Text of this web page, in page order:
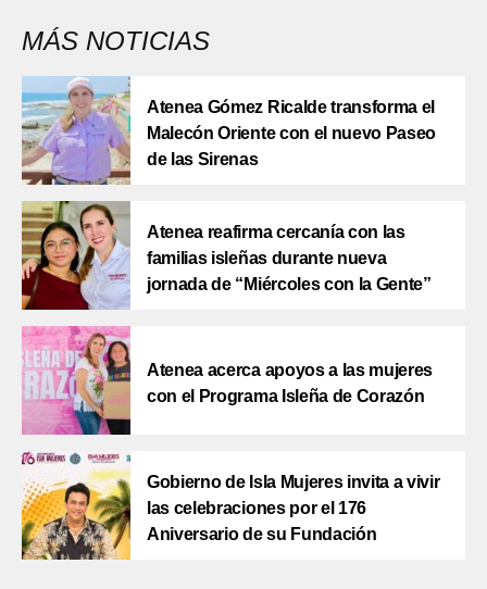
MÁS NOTICIAS
Atenea Gómez Ricalde transforma el
Malecón Oriente con el nuevo Paseo
de las Sirenas
Atenea reafirma cercanía con las
familias isleñas durante nueva
jornada de “Miércoles con la Gente”
Atenea acerca apoyos a las mujeres
con el Programa Isleña de Corazón
Gobierno de Isla Mujeres invita a vivir
las celebraciones por el 176
Aniversario de su Fundación